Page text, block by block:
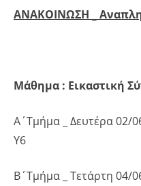
ΑΝΑΚΟΙΝΩΣΗ _
Μάθημα : Εικαστική
Α΄Τμήμα _ Δευτέρα 02/
Υ6
Β΄Τμήμα _ Τετάρτη 04/